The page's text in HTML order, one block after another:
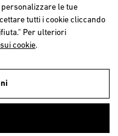
per realizzare analisi della
un miglior servizio.
le tue
tutti i cookie cliccando
Per ulteriori
cookie.